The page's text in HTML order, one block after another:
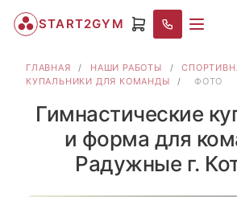
START2GYM
ГЛАВНАЯ / НАШИ РАБОТЫ /
КУПАЛЬНИКИ ДЛЯ КОМАНДЫ
/ ФОТО
Гимнастические
и форма для
Радужные г.